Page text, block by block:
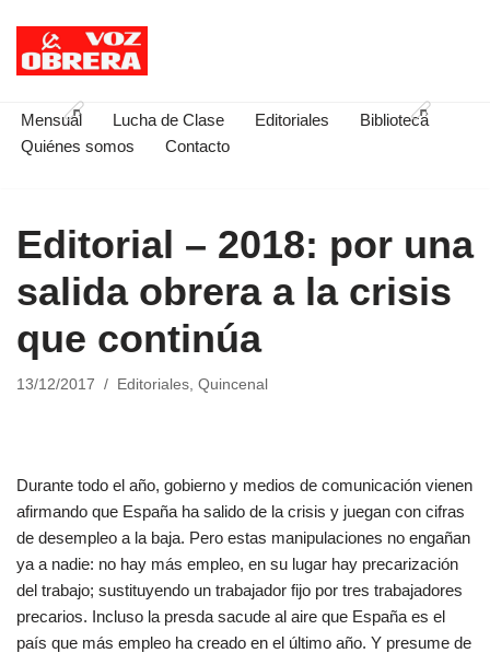
Saltar
contenido
Mensual Lucha de Clase Editoriales
Biblioteca
Quiénes somos
Contacto
Editorial – 2018: por una
salida obrera a la crisis
que continúa
13/12/2017 Editoriales, Quincenal
Durante todo el año, gobierno y medios de comunicación vienen
afirmando que España ha salido de la crisis y juegan con cifras
de desempleo a la baja. Pero estas manipulaciones no engañan
ya a nadie: no hay más empleo, en su lugar hay precarización
del trabajo; sustituyendo un trabajador fijo por tres trabajadores
precarios. Incluso la presda sacude al aire que España es el
país que más empleo ha creado en el último año. Y presume de